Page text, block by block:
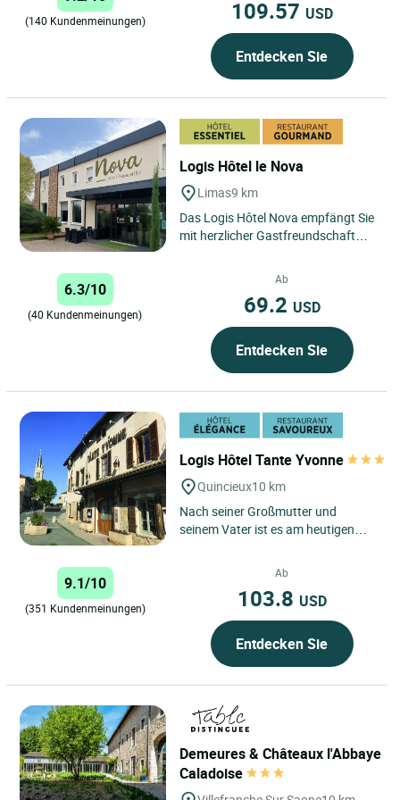
(140 Kundenmeinungen) 109.57 USD
Entdecken Sie
Logis Hôtel le Nova
Limas9 km
Das Logis Hôtel Nova empfängt Sie
mit herzlicher Gastfreundschaft
Atmosphäre von Limas...
6.3/10
(40 Kundenmeinungen)
Ab
69.2 USD
Entdecken Sie
Logis Hôtel Tante Yvonne
Quincieux10 km
Nach seiner Großmutter und
seinem Vater ist es am heutigen
wie Paul Bocuse und Pierre...
9.1/10
(351 Kundenmeinungen)
Ab
103.8 USD
Entdecken Sie
Demeures & Châteaux l'Abbaye
Caladoise